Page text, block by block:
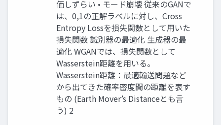
価しずらい • モード崩壊 従来のGANで
は、0,1の正解ラベルに対し、Cross
Entropy Lossを損失関数として用いた
損失関数 識別器の最適化 生成器の最
適化 WGANでは、損失関数として
Wasserstein距離を用いる。
Wasserstein距離：最適輸送問題など
から出てきた確率密度間の距離を表す
もの (Earth Mover’s Distanceとも言
う) 2